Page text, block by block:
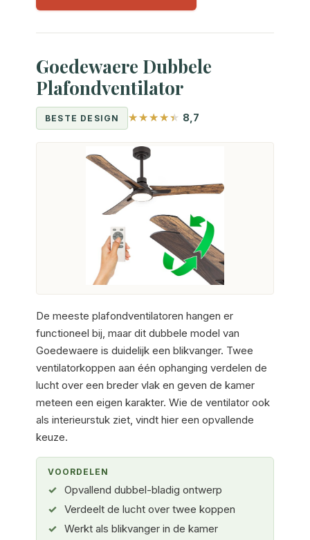
Goedewaere Dubbele
Plafondventilator
BESTE DESIGN 8,7
De meeste plafondventilatoren hangen er
functioneel bij, maar dit dubbele model van
Goedewaere is duidelijk een blikvanger. Twee
ventilatorkoppen aan één ophanging verdelen de
lucht over een breder vlak en geven de kamer
meteen een eigen karakter. Wie de ventilator ook
als interieurstuk ziet, vindt hier een opvallende
keuze.
VOORDELEN
Opvallend dubbel-bladig ontwerp
Verdeelt de lucht over twee koppen
Werkt als blikvanger in de kamer